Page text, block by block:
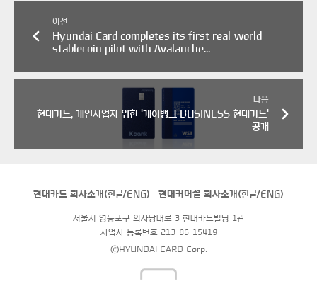
이전
Hyundai Card completes its first real-world
stablecoin pilot with Avalanche...
다음
현대카드, 개인사업자 위한 '케이뱅크 BUSINESS 현대카드'
공개
현대카드 회사소개(한글/ENG) 현대커머셜 회사소개(한글/ENG)
서울시 영등포구 의사당대로 3 현대카드빌딩 1관
사업자 등록번호 213-86-15419
©HYUNDAI CARD Corp.